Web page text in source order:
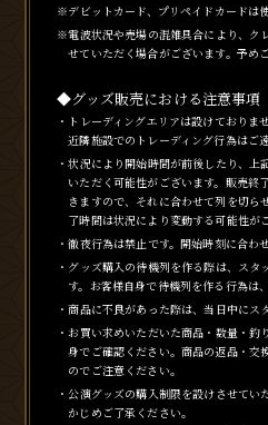
※デビットカード、プリペイドカードは
※電波状況や売場の混雑具合により、ク
せていただく場合がございます。予め
◆グッズ販売における注意事項
・トレーディングエリアは設けておりま
近隣施設でのトレーディング行為はご
・状況により開始時間が前後したり、
いただく可能性がございます。販売終
きますので、それに合わせて列を切ら
了時間は状況により変動する可能性が
・徹夜行為は禁止です。開始時刻に合わ
・グッズ購入の待機列を作る際は、ス
す。お客様自身で待機列を作る行為は
・商品に不良があった際は、当日中にス
・お買い求めいただいた商品・数量・
身でご確認ください。商品の返品・交
のでご注意ください。
・公演グッズの購入制限を設けさせてい
かじめご了承ください。